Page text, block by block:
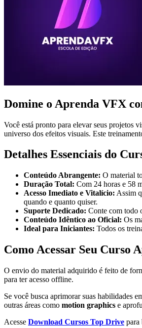
Domine o Aprenda VFX
Você está pronto para elevar seus projetos
universo dos efeitos visuais. Este
Detalhes Essenciais do
Conteúdo Abrangente: O material
Duração Total: Com 24 horas e 58
Acesso Imediato e Vitalício: Assim
quando e quanto quiser.
Suporte Dedicado: Conte com todo
Conteúdo Idêntico ao Oficial: Os
Ideal para Iniciantes: Todos os
Como Acessar Seu Curso
O envio do material adquirido é feito de
para ter acesso offline.
Se você busca aprimorar suas habilidades
outras áreas como motion graphics e
Acesse Download Cursos Top Drive para